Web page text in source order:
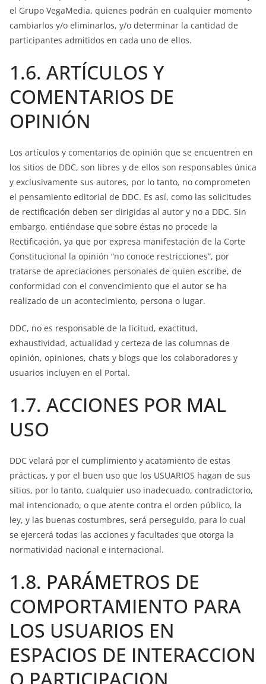
el Grupo VegaMedia, quienes podrán en cualquier momento
cambiarlos y/o eliminarlos, y/o determinar la cantidad de
participantes admitidos en cada uno de ellos.
1.6. ARTÍCULOS Y
COMENTARIOS DE
OPINIÓN
Los artículos y comentarios de opinión que se encuentren en
los sitios de DDC, son libres y de ellos son responsables única
y exclusivamente sus autores, por lo tanto, no comprometen
el pensamiento editorial de DDC. Es así, como las solicitudes
de rectificación deben ser dirigidas al autor y no a DDC. Sin
embargo, entiéndase que sobre éstas no procede la
Rectificación, ya que por expresa manifestación de la Corte
Constitucional la opinión “no conoce restricciones”, por
tratarse de apreciaciones personales de quien escribe, de
conformidad con el convencimiento que el autor se ha
realizado de un acontecimiento, persona o lugar.
DDC, no es responsable de la licitud, exactitud,
exhaustividad, actualidad y certeza de las columnas de
opinión, opiniones, chats y blogs que los colaboradores y
usuarios incluyen en el Portal.
1.7. ACCIONES POR MAL
USO
DDC velará por el cumplimiento y acatamiento de estas
prácticas, y por el buen uso que los USUARIOS hagan de sus
sitios, por lo tanto, cualquier uso inadecuado, contradictorio,
mal intencionado, o que atente contra el orden público, la
ley, y las buenas costumbres, será perseguido, para lo cual
se ejercerá todas las acciones y facultades que otorga la
normatividad nacional e internacional.
1.8. PARÁMETROS DE
COMPORTAMIENTO PARA
LOS USUARIOS EN
ESPACIOS DE INTERACCION